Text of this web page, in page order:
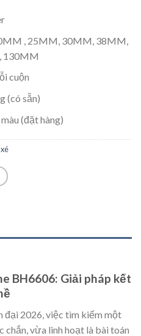
, 25MM, 30MM, 38MM,
130MM
cuộn
(có sẵn)
(đặt hàng)
BH6606: Giải pháp kết
đại 2026, việc tìm kiếm một
vừa linh hoạt là bài toán